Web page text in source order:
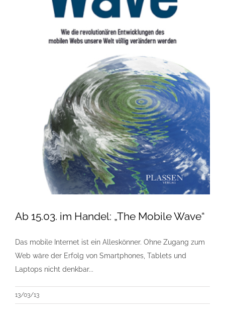
Ab 15.03. im Handel: „The Mobile Wave“
Das mobile Internet ist ein Alleskönner. Ohne Zugang zum
Web wäre der Erfolg von Smartphones, Tablets und
Laptops nicht denkbar...
13/03/13